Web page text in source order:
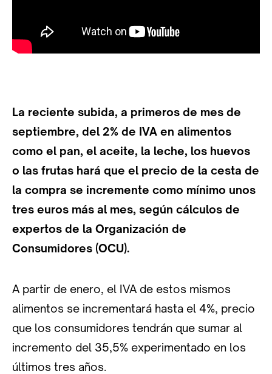
La reciente subida, a primeros de mes de
septiembre, del 2% de IVA en alimentos
como el pan, el aceite, la leche, los huevos
o las frutas hará que el precio de la cesta de
la compra se incremente como mínimo unos
tres euros más al mes, según cálculos de
expertos de la Organización de
Consumidores (OCU).
A partir de enero, el IVA de estos mismos
alimentos se incrementará hasta el 4%, precio
que los consumidores tendrán que sumar al
incremento del 35,5% experimentado en los
últimos tres años.